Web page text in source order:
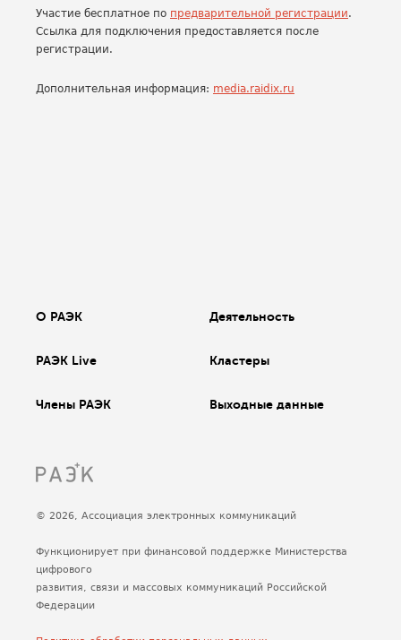
Участие бесплатное по предварительной регистрации.
Ссылка для подключения предоставляется после
регистрации.
Дополнительная информация: media.raidix.ru
О РАЭК Деятельность
РАЭК Live Кластеры
Члены РАЭК Выходные данные
© 2026, Ассоциация электронных коммуникаций
Функционирует при финансовой поддержке Министерства
цифрового
развития, связи и массовых коммуникаций Российской
Федерации